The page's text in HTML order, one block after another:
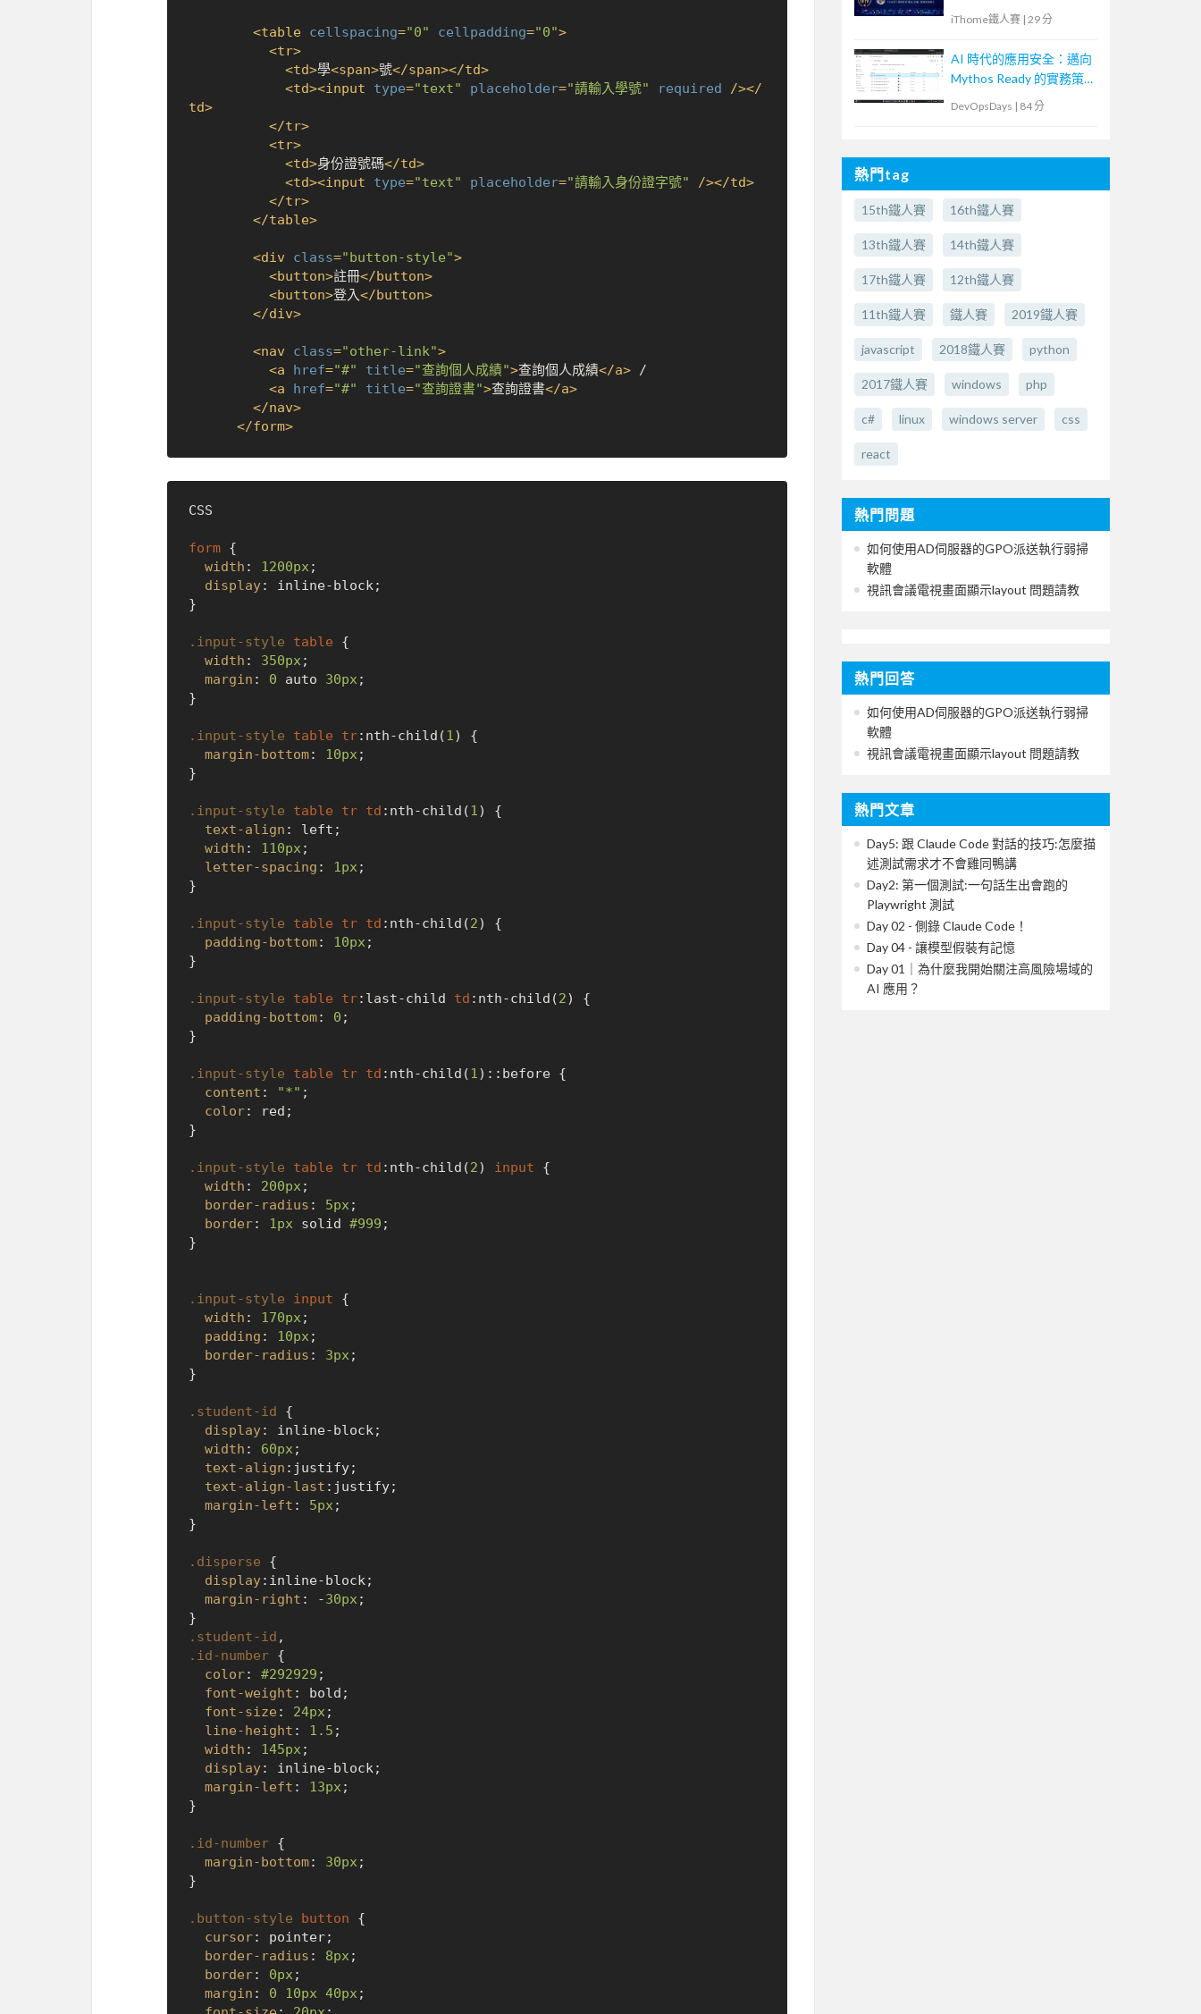
<table cellspacing="0" cellpadding="0">
<tr>
<td>學<span>號</span></td>
<td><input type="text" placeholder="請輸入學號" required /></
td>
</tr>
<tr>
<td>身份證號碼</td>
<td><input type="text" placeholder="請輸入身份證字號" /></td>
</tr>
</table>
<div class="button-style">
<button>註冊</button>
<button>登入</button>
</div>
<nav class="other-link">
<a href="#" title="查詢個人成績">查詢個人成績</a> /
<a href="#" title="查詢證書">查詢證書</a>
</nav>
</form>
CSS
form {
width : 1200px ;
display: inline-block;
}
.input-style table {
width : 350px ;
margin : 0 auto 30px ;
}
.input-style table tr:nth-child (1) {
margin-bottom: 10px ;
}
.input-style table tr td :nth-child (1) {
text-align : left;
width : 110px ;
letter-spacing : 1px ;
}
.input-style table tr td :nth-child (2) {
padding-bottom: 10px ;
}
.input-style table tr:last-child td :nth-child (2) {
padding-bottom: 0 ;
}
.input-style table tr td :nth-child (1) ::before {
content : "*" ;
color: red;
}
.input-style table tr td :nth-child (2) input {
width : 200px ;
border-radius : 5px ;
border: 1px solid #999 ;
}
.input-style input {
width : 170px ;
padding : 10px ;
border-radius : 3px ;
}
.student-id {
display: inline-block;
width : 60px ;
text-align :justify;
text-align-last :justify;
margin-left : 5px ;
}
.disperse {
display:inline-block;
margin-right : -30px ;
.student-id
.id-number {
color: #292929 ;
font-weight : bold;
font-size : 24px ;
line-height : 1.5 ;
width : 145px ;
display: inline-block;
margin-left : 13px ;
}
.id-number {
margin-bottom: 30px ;
}
.button-style button {
cursor: pointer;
border-radius : 8px ;
border: 0px ;
margin : 0 10px 40px ;
iThome鐵人賽 | 29 分
AI 時代的應用安全：邁向
Mythos Ready 的實務策
DevOpsDays | 84 分
熱門tag
15th鐵人賽 16th鐵人賽
13th鐵人賽 14th鐵人賽
17th鐵人賽 12th鐵人賽
11th鐵人賽 鐵人賽 2019鐵人賽
javascript 2018鐵人賽 python
2017鐵人賽 windows php
c# linux windows server css
react
熱門問題
如何使用AD伺服器的GPO派送執行弱掃
軟體
視訊會議電視畫面顯示layout 問題請教
熱門回答
如何使用AD伺服器的GPO派送執行弱掃
軟體
視訊會議電視畫面顯示layout 問題請教
熱門文章
Day5: 跟 Claude Code 對話的技巧:怎麼描
述測試需求才不會雞同鴨講
Day2: 第一個測試:一句話生出會跑的
Playwright 測試
Day 02 - 側錄 Claude Code！
Day 04 - 讓模型假裝有記憶
Day 01｜為什麼我開始關注高風險場域的
AI 應用？